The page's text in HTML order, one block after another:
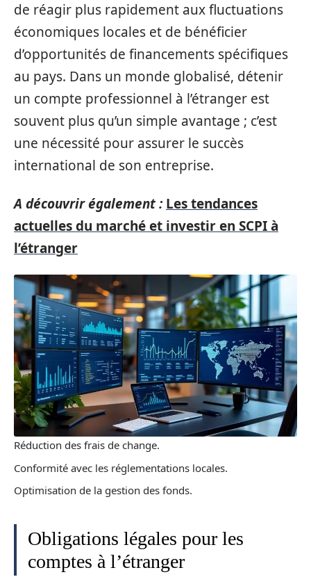
de réagir plus rapidement aux fluctuations
économiques locales et de bénéficier
d’opportunités de financements spécifiques
au pays. Dans un monde globalisé, détenir
un compte professionnel à l’étranger est
souvent plus qu’un simple avantage ; c’est
une nécessité pour assurer le succès
international de son entreprise.
A découvrir également : Les tendances
actuelles du marché et investir en SCPI à
l’étranger
Réduction des frais de change.
Conformité avec les réglementations locales.
Optimisation de la gestion des fonds.
Obligations légales pour les
comptes à l’étranger